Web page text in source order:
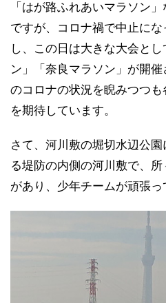
「はが路ふれあいマラソン
ですが、コロナ禍で中止に
し、この日は大きな大会と
ン」「奈良マラソン」が開
のコロナの状況を睨みつつ
を期待しています。
さて、河川敷の堀切水辺公
る堤防の内側の河川敷で、
があり、少年チームが頑張っ